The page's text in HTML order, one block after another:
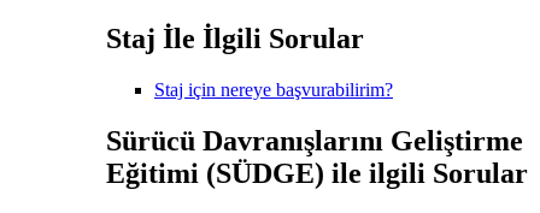
Staj İle İlgili Sorular
Staj için nereye başvurabilirim?
Sürücü Davranışlarını Geliştirme
Eğitimi (SÜDGE) ile ilgili Sorular